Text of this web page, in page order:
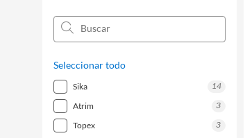
Seleccionar todo
sika
14
atrim
3
topex
3